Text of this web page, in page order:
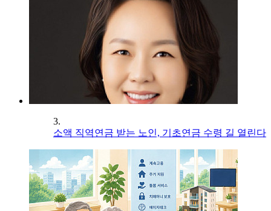
3.
소액 직역연금 받는 노인, 기초연금 수령 길 열린다